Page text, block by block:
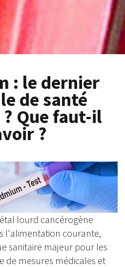
: le dernier
de santé
Que faut-il
?
lourd cancérogène
l'alimentation courante,
sanitaire majeur pour les
de mesures médicales et